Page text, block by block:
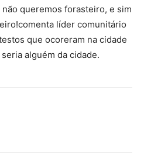
queremos forasteiro, e sim
líder comunitário
que ocoreram na cidade
alguém da cidade.